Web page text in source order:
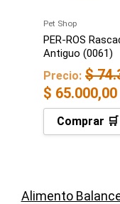
Pet Shop
PER-ROS
Antiguo (0061)
Precio: $
$ 65.000,00
Comprar 🛒
Alimento